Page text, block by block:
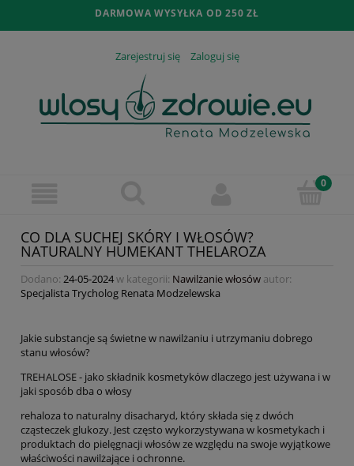
DARMOWA WYSYŁKA OD 250 ZŁ
Zarejestruj się Zaloguj się
CO DLA SUCHEJ SKÓRY I WŁOSÓW?
NATURALNY HUMEKANT THELAROZA
Dodano: 24-05-2024w kategorii: Nawilżanie włosów autor:
Specjalista Trycholog Renata Modzelewska
Jakie substancje są świetne w nawilżaniu i utrzymaniu dobrego
stanu włosów?
TREHALOSE - jako składnik kosmetyków dlaczego jest używana i w
jaki sposób dba o włosy
rehaloza to naturalny disacharyd, który składa się z dwóch
cząsteczek glukozy. Jest często wykorzystywana w kosmetykach i
produktach do pielęgnacji włosów ze względu na swoje wyjątkowe
właściwości nawilżające i ochronne.